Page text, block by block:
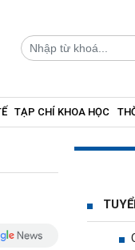
TẠP CHÍ KHOA HỌC